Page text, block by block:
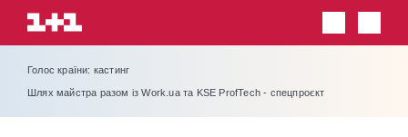
Голос країни: кастинг
Шлях майстра разом із Work.ua та KSE ProfTech - спецпроєкт